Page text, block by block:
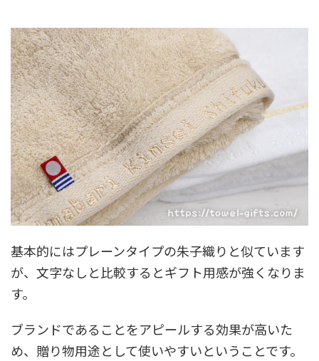
基本的にはプレーンタイプの朱子織りと似ています
が、文字なしと比較するとギフト用感が強くなりま
す。
ブランドであることをアピールする効果が高いた
め、贈り物用途として使いやすいということです。